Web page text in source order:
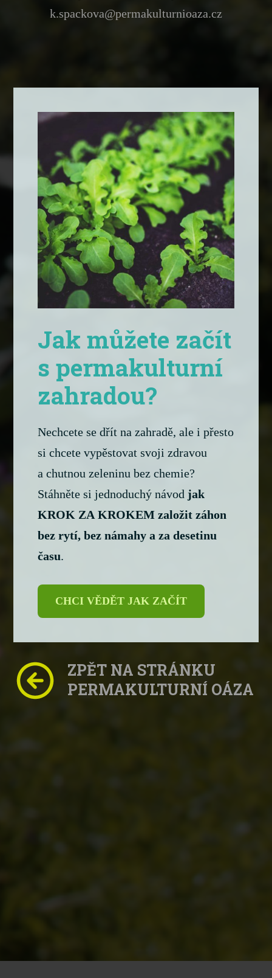
k.spackova@permakulturnioaza.cz
Jak můžete začít
s permakulturní
zahradou?
Nechcete se dřít na zahradě, ale i přesto
si chcete vypěstovat svoji zdravou
a chutnou zeleninu bez chemie?
Stáhněte si jednoduchý návod jak
KROK ZA KROKEM založit záhon
bez rytí, bez námahy a za desetinu
času.
CHCI VĚDĚT JAK ZAČÍT
ZPĚT NA STRÁNKU
PERMAKULTURNÍ OÁZA